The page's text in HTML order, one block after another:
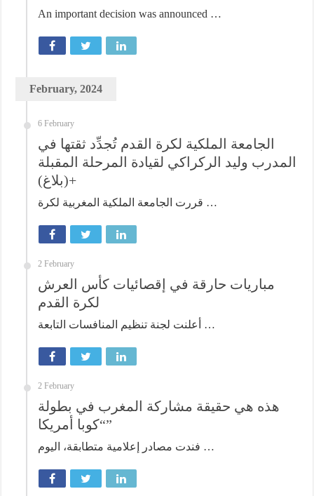
An important decision was announced …
February, 2024
6 February
الجامعة الملكية لكرة القدم تُجدِّد ثقتها في
المدرب وليد الركراكي لقيادة المرحلة المقبلة
+(بلاغ)
قررت الجامعة الملكية المغربية لكرة …
2 February
مباريات حارقة في إقصائيات كأس العرش
لكرة القدم
أعلنت لجنة تنظيم المنافسات التابعة …
2 February
هذه هي حقيقة مشاركة المغرب في بطولة
“كوبا أمريكا”
فندت مصادر إعلامية متطابقة، اليوم …